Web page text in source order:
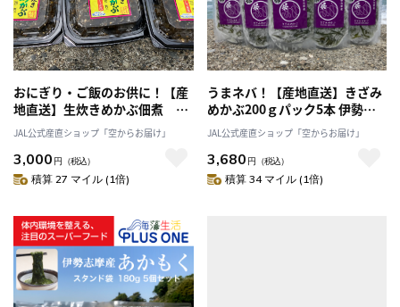
おにぎり・ご飯のお供に！【産
地直送】生炊きめかぶ佃煮 し
そ風味 60ｇパック5個 伊勢志
摩産 鳥羽市の離島・菅島沿岸
で収穫！「有限会社ＭＤＫ・海
藻生活プラスワン」産直 2025
JAL公式産直ショップ「空からお届け」
3,000 円 （税込）
積算 27 マイル (1倍)
うまネバ！【産地直送】きざみ
めかぶ200ｇパック5本 伊勢志
摩産 鳥羽市の離島・菅島沿岸
で収穫！「有限会社MDK・海藻
生活プラスワン」産直2025 海
鮮 海藻 めかぶ
JAL公式産直ショップ「空からお届け」
3,680 円 （税込）
積算 34 マイル (1倍)